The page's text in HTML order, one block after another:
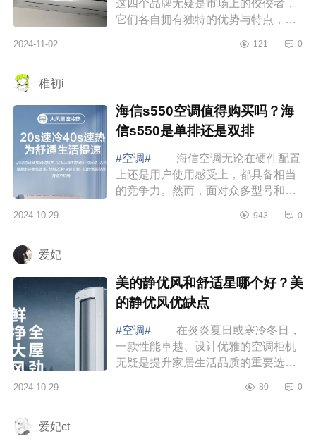
这四个品牌无疑是市场上的佼佼者，
它们各自拥有独特的优势与特点，满
家介绍下海尔,美的,格力,华凌空调哪
2024-11-02 121 0
稚初i
海信s550空调值得购买吗？海
信s550是单排还是双排
#空调#
海信空调无论在硬件配置
上还是用户使用感受上，都具备相当
的竞争力。然而，面对众多型号和功
不免感到难以抉择。下面小编为大家
2024-10-29 943 0
爱妃
美的静优风和舒适星哪个好？美
的静优风优缺点
#空调#
在炎炎夏日或寒冷冬日，
一款性能卓越、设计优雅的空调柜机
无疑是提升家居生活品质的重要选
风和舒适星哪个好？美的静优风优缺
2024-10-29 80 0
爱妃ct